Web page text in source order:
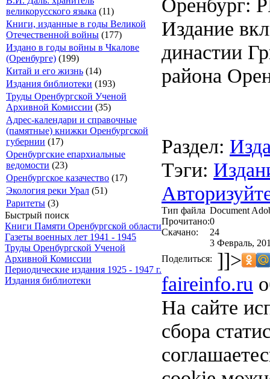
великорусского языка (11)
Книги, изданные в годы Великой
Отечественной войны (177)
Издано в годы войны в Чкалове
(Оренбурге) (199)
Китай и его жизнь (14)
Издания библиотеки (193)
Труды Оренбургской Ученой
Архивной Комиссии (35)
Адрес-календари и справочные
(памятные) книжки Оренбургской
губернии (17)
Оренбургские епархиальные
ведомости (23)
Оренбургское казачество (17)
Экология реки Урал (51)
Раритеты (3)
Быстрый поиск
Книги Памяти Оренбургской области
Газеты военных лет 1941 - 1945
Труды Оренбургской Ученой
Архивной Комиссии
Периодические издания 1925 - 1947 г.
Издания библиотеки
Оренбург:
Издание
династии
района
Раздел:
Тэги:
Тип файла Document
Прочитано:0
Скачано:
24
3 Февраль,
Поделиться: ]]>
faireinfo.ru
На сайте
сбора